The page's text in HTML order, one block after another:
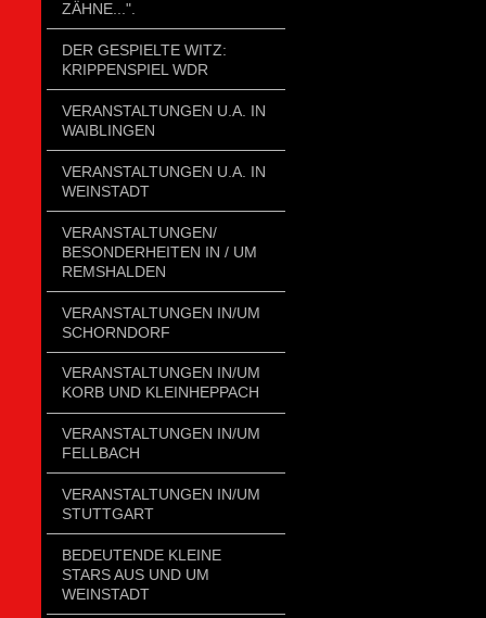
ZÄHNE...".
DER GESPIELTE WITZ:
KRIPPENSPIEL WDR
VERANSTALTUNGEN U.A. IN
WAIBLINGEN
VERANSTALTUNGEN U.A. IN
WEINSTADT
VERANSTALTUNGEN/
BESONDERHEITEN IN / UM
REMSHALDEN
VERANSTALTUNGEN IN/UM
SCHORNDORF
VERANSTALTUNGEN IN/UM
KORB UND KLEINHEPPACH
VERANSTALTUNGEN IN/UM
FELLBACH
VERANSTALTUNGEN IN/UM
STUTTGART
BEDEUTENDE KLEINE
STARS AUS UND UM
WEINSTADT